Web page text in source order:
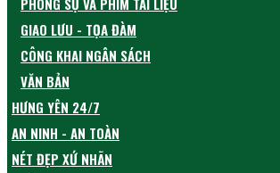
GIAO LƯU - TỌA ĐÀM
CÔNG KHAI NGÂN SÁCH
VĂN BẢN
HƯNG YÊN 24/7
AN NINH - AN TOÀN
NÉT ĐẸP XỨ NHÃN